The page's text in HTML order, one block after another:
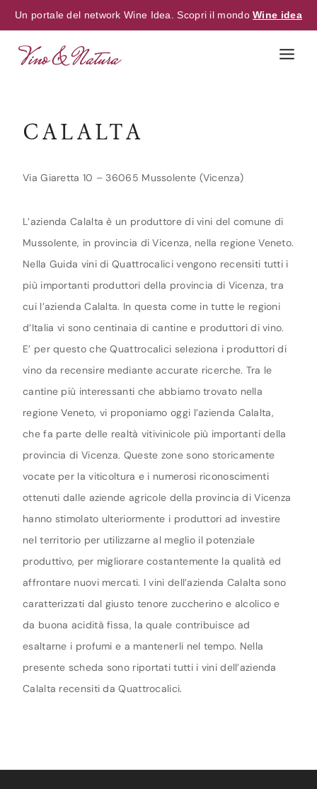
Un portale del network Wine Idea. Scopri il mondoWine idea
CALALTA
Via Giaretta 10 – 36065 Mussolente (Vicenza)
L’azienda Calalta è un produttore di vini del comune di
Mussolente, in provincia di Vicenza, nella regione Veneto.
Nella Guida vini di Quattrocalici vengono recensiti tutti i
più importanti produttori della provincia di Vicenza, tra
cui l’azienda Calalta. In questa come in tutte le regioni
d’Italia vi sono centinaia di cantine e produttori di vino.
E’ per questo che Quattrocalici seleziona i produttori di
vino da recensire mediante accurate ricerche. Tra le
cantine più interessanti che abbiamo trovato nella
regione Veneto, vi proponiamo oggi l’azienda Calalta,
che fa parte delle realtà vitivinicole più importanti della
provincia di Vicenza. Queste zone sono storicamente
vocate per la viticoltura e i numerosi riconoscimenti
ottenuti dalle aziende agricole della provincia di Vicenza
hanno stimolato ulteriormente i produttori ad investire
nel territorio per utilizzarne al meglio il potenziale
produttivo, per migliorare costantemente la qualità ed
affrontare nuovi mercati. I vini dell’azienda Calalta sono
caratterizzati dal giusto tenore zuccherino e alcolico e
da buona acidità fissa, la quale contribuisce ad
esaltarne i profumi e a mantenerli nel tempo. Nella
presente scheda sono riportati tutti i vini dell’azienda
Calalta recensiti da Quattrocalici.